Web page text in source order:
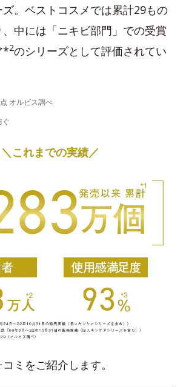
。ベストコスメでは累計29もの
、中には「ニキビ部門」での受賞
*2のシリーズとして評価されてい
オルビス調べ
ぐ
＼これまでの実績／
ミをご紹介します。